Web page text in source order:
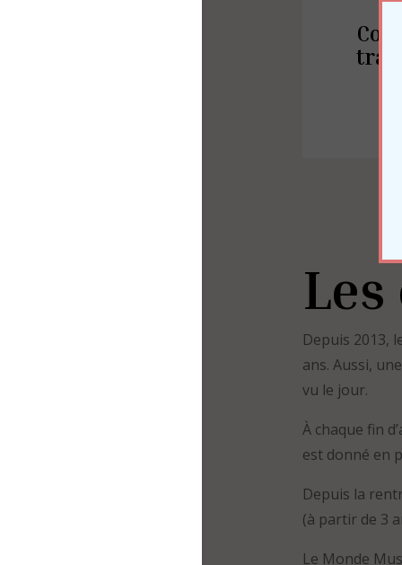
Depuis 2013,
ans. Aussi,
vu le jour.
À chaque fin
est donné en
Depuis la
(à partir de 3
Le Monde